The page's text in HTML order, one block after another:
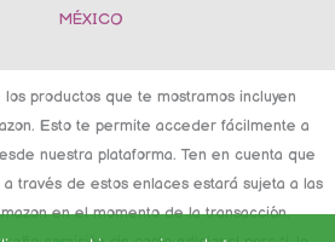
MÉXICO
productos que te mostramos incluyen
Esto te permite acceder fácilmente a
nuestra plataforma. Ten en cuenta que
través de estos enlaces estará sujeta a las
en el momento de la transacción.